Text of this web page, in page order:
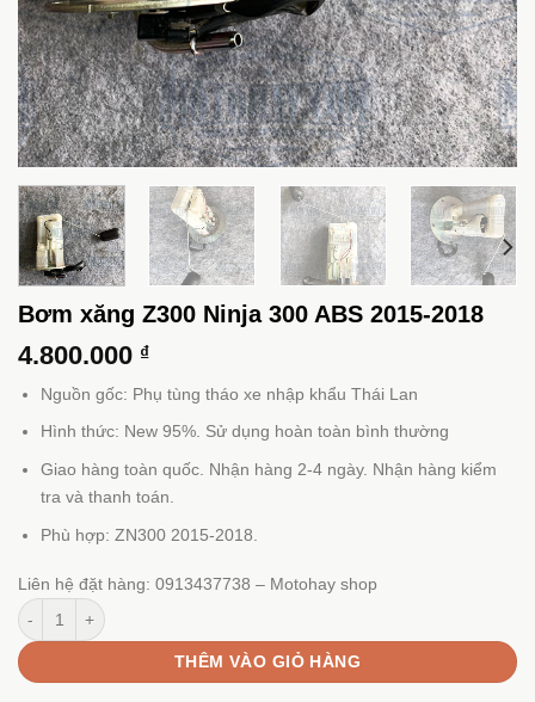
Bơm xăng Z300 Ninja 300 ABS 2015-2018
4.800.000 ₫
Nguồn gốc: Phụ tùng tháo xe nhập khẩu Thái Lan
Hình thức: New 95%. Sử dụng hoàn toàn bình thường
Giao hàng toàn quốc. Nhận hàng 2-4 ngày. Nhận hàng kiểm
tra và thanh toán.
Phù hợp: ZN300 2015-2018.
Liên hệ đặt hàng: 0913437738 – Motohay shop
Bơm xăng Z300 Ninja 300 ABS 2015-2018 số lượng
THÊM VÀO GIỎ HÀNG